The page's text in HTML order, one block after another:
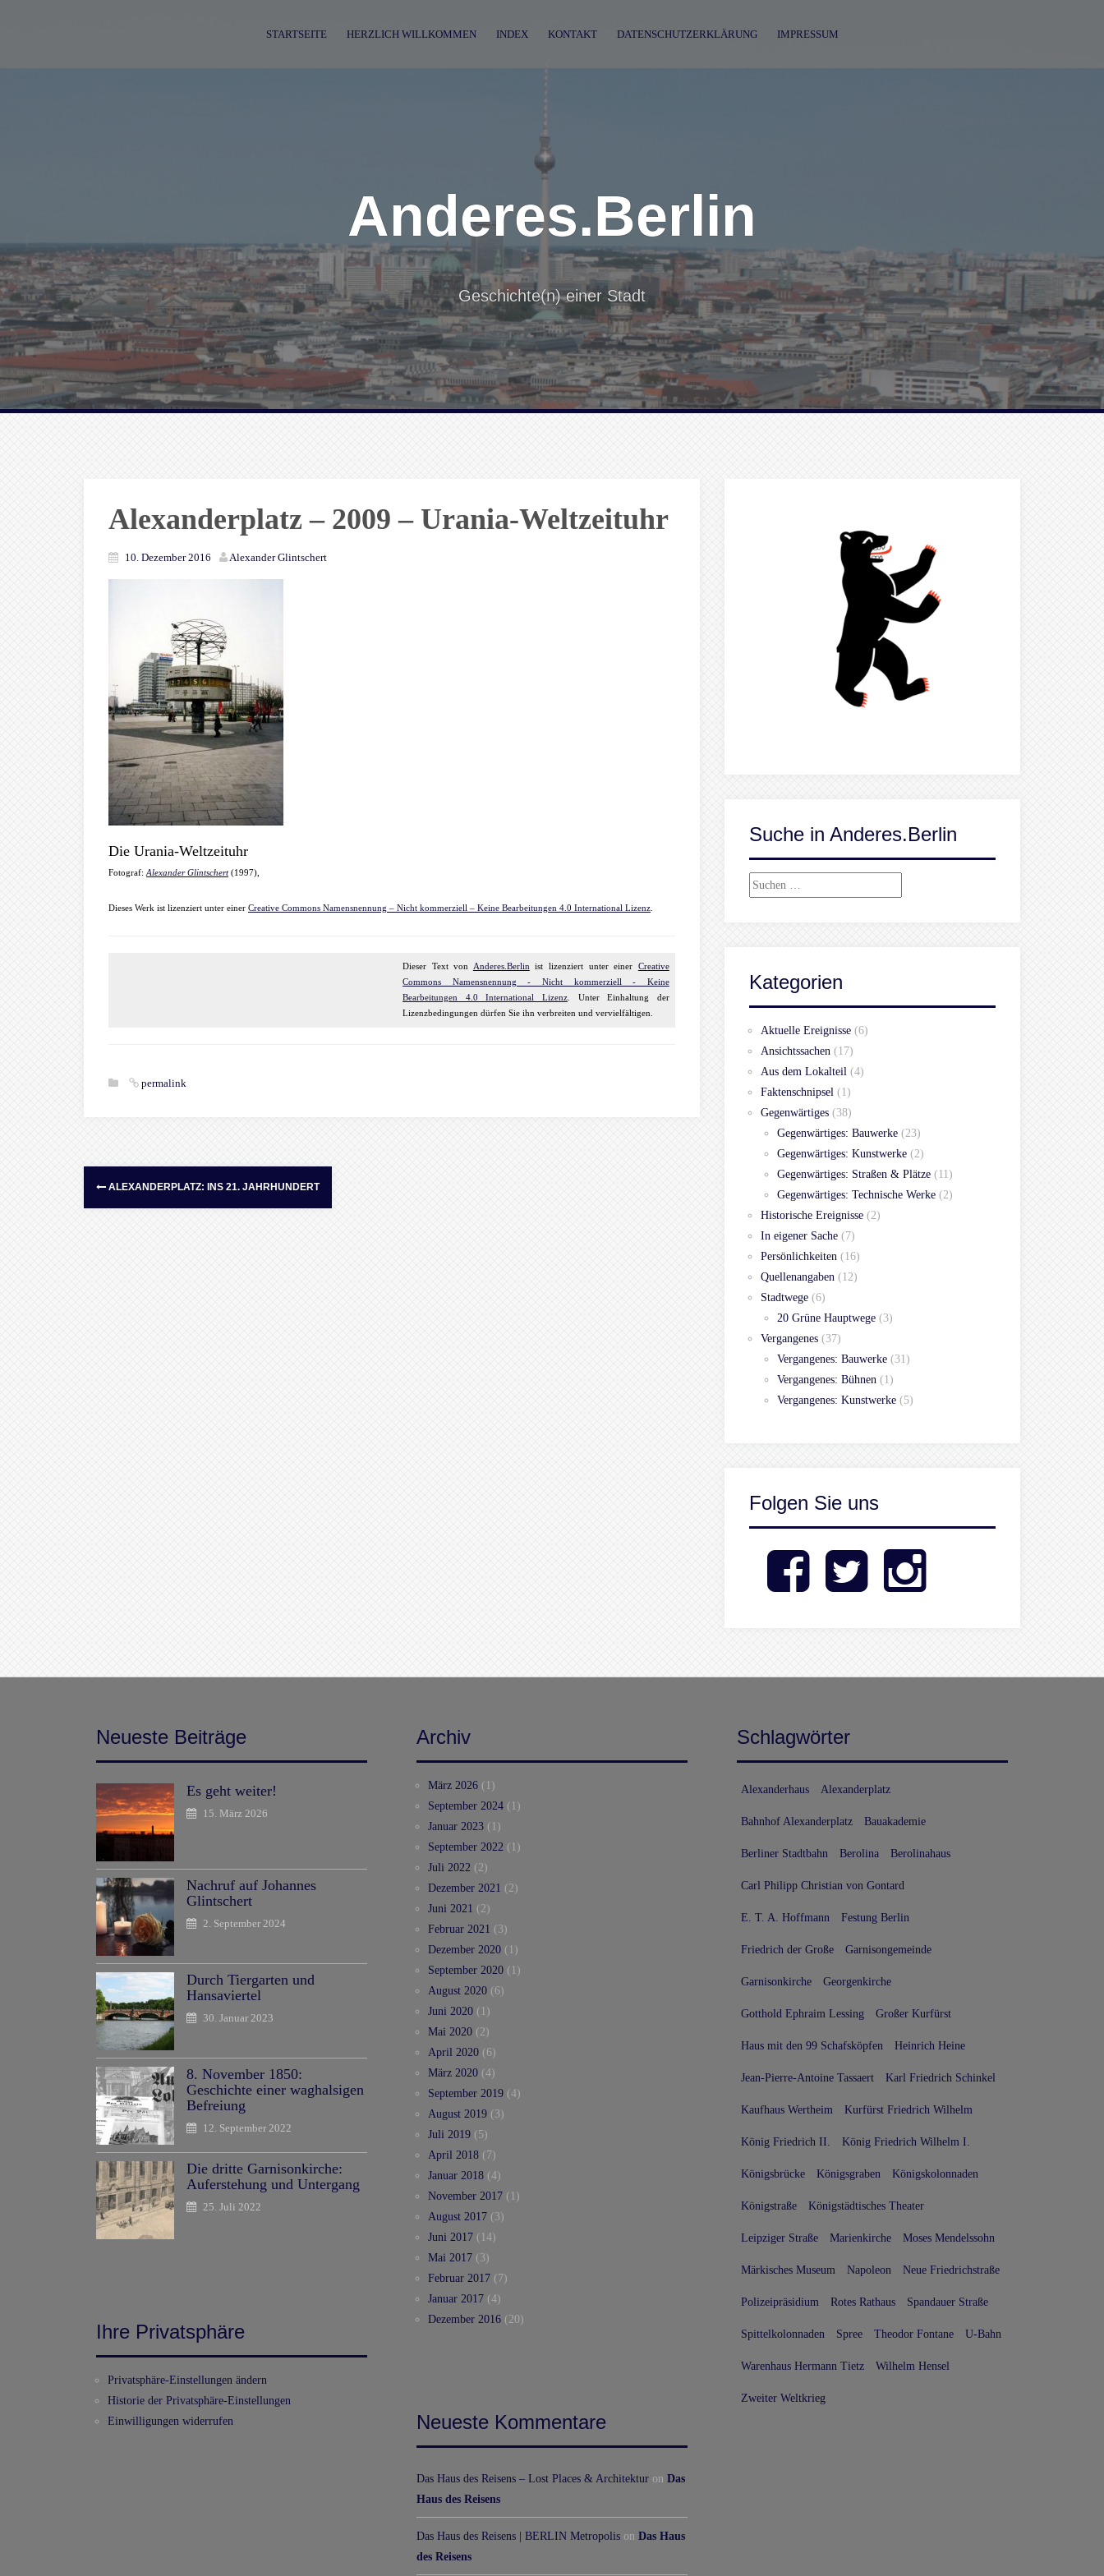
STARTSEITE HERZLICH WILLKOMMEN INDEX KONTAKT DATENSCHUTZERKLÄRUNG IMPRESSUM
Anderes.Berlin
Geschichte(n) einer Stadt
Alexanderplatz – 2009 – Urania-Weltzeituhr
10. Dezember 2016 Alexander Glintschert
Die Urania-Weltzeituhr
Fotograf: Alexander Glintschert(1997),
Dieses Werk ist lizenziert unter einer Creative Commons Namensnennung – Nicht kommerziell – Keine Bearbeitungen 4.0 International Lizenz
Dieser Textvon Anderes.Berlinist lizenziert unter einer Creative
Commons Namensnennung - Nicht kommerziell - Keine
Bearbeitungen 4.0 International Lizenz. Unter Einhaltung der
Lizenzbedingungen dürfen Sie ihn verbreiten und vervielfältigen.
permalink
ALEXANDERPLATZ: INS 21. JAHRHUNDERT
Suche in Anderes.Berlin
Suchen
Kategorien
Aktuelle Ereignisse (6)
Ansichtssachen (17)
Aus dem Lokalteil (4)
Faktenschnipsel (1)
Gegenwärtiges (38)
Gegenwärtiges: Bauwerke (23)
Gegenwärtiges: Kunstwerke (2)
Gegenwärtiges: Straßen & Plätze (11)
Gegenwärtiges: Technische Werke (2)
Historische Ereignisse (2)
In eigener Sache (7)
Persönlichkeiten (16)
Quellenangaben (12)
Stadtwege (6)
20 Grüne Hauptwege (3)
Vergangenes (37)
Vergangenes: Bauwerke (31)
Vergangenes: Bühnen (1)
Vergangenes: Kunstwerke (5)
Folgen Sie uns
Facebook Twitter Instagram
Neueste Beiträge
Es geht weiter!
15. März 2026
Nachruf auf Johannes
Glintschert
2. September 2024
Durch Tiergarten und
Hansaviertel
30. Januar 2023
8. November 1850:
Geschichte einer waghalsigen
Befreiung
12. September 2022
Die dritte Garnisonkirche:
Auferstehung und Untergang
25. Juli 2022
Ihre Privatsphäre
Privatsphäre-Einstellungen ändern
Historie der Privatsphäre-Einstellungen
Einwilligungen widerrufen
Archiv
März 2026 (1)
September 2024 (1)
Januar 2023 (1)
September 2022 (1)
Juli 2022 (2)
Dezember 2021 (2)
Juni 2021 (2)
Februar 2021 (3)
Dezember 2020 (1)
September 2020 (1)
August 2020 (6)
Juni 2020 (1)
Mai 2020 (2)
April 2020 (6)
März 2020 (4)
September 2019 (4)
August 2019 (3)
Juli 2019 (5)
April 2018 (7)
Januar 2018 (4)
November 2017 (1)
August 2017 (3)
Juni 2017 (14)
Mai 2017 (3)
Februar 2017 (7)
Januar 2017 (4)
Dezember 2016 (20)
Neueste Kommentare
Das Haus des Reisens – Lost Places & Architektur on Das
Haus des Reisens
Das Haus des Reisens | BERLIN Metropolis on Das Haus
des Reisens
Schlagwörter
Alexanderhaus Alexanderplatz
Bahnhof Alexanderplatz Bauakademie
Berliner Stadtbahn Berolina Berolinahaus
Carl Philipp Christian von Gontard
E. T. A. Hoffmann Festung Berlin
Friedrich der Große Garnisongemeinde
Garnisonkirche Georgenkirche
Gotthold Ephraim Lessing Großer Kurfürst
Haus mit den 99 Schafsköpfen Heinrich Heine
Jean-Pierre-Antoine Tassaert Karl Friedrich Schinkel
Kaufhaus Wertheim Kurfürst Friedrich Wilhelm
König Friedrich II. König Friedrich Wilhelm I.
Königsbrücke Königsgraben Königskolonnaden
Königstraße Königstädtisches Theater
Leipziger Straße Marienkirche Moses Mendelssohn
Märkisches Museum Napoleon Neue Friedrichstraße
Polizeipräsidium Rotes Rathaus Spandauer Straße
Spittelkolonnaden Spree Theodor Fontane U-Bahn
Warenhaus Hermann Tietz Wilhelm Hensel
Zweiter Weltkrieg